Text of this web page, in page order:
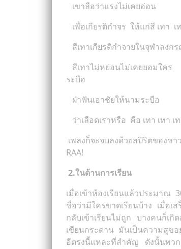
เขาลื
เพื่อเกียรติกำจร ให้แก่สี
สีเทาเกียรติกำจายในจุฬาลงก
สีเทาไม่ห
ระบือ
ฝ่าฟันเอาชัยให้นามระบือ
ว่าเลือดเราหรือ คือ เทา เทา เ
เพลงก็จะจบลงด้วยสปิริตของช
2.ในด้านการเรียน
เมื่อเข้าห้องเรียนแล้วประมา
ชื่อว่ามีใครขาดเรียนบ้าง เมื่อ
กลับเข้าเรียนไม่ถูก บางคนก็เ
เขียนกระดาน มันเป็นความสุข
อีตรงนี้แหละที่สำคัญ ดังนั้นพวก